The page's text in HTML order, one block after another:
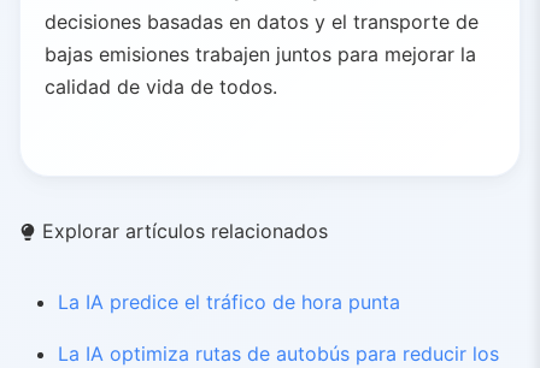
decisiones basadas en datos y el transporte de
bajas emisiones trabajen juntos para mejorar la
calidad de vida de todos.
Explorar artículos relacionados
La IA predice el tráfico de hora punta
La IA optimiza rutas de autobús para reducir los